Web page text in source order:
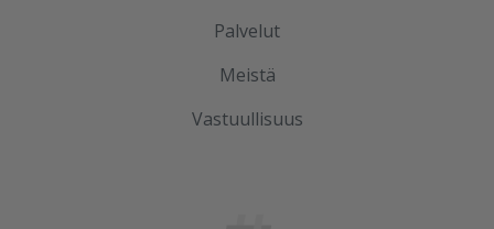
Palvelut
Meistä
Vastuullisuus